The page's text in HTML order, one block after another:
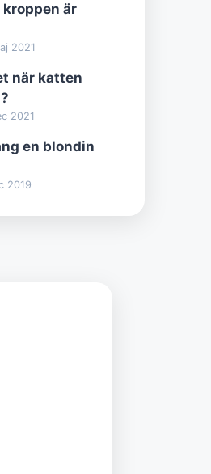
är
2021
när katten
2021
en blondin
2019